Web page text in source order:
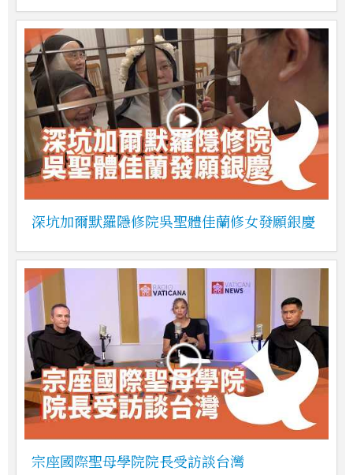
深坑加爾默羅隱修院吳聖體佳蘭修女發願銀慶
宗座國際聖母學院院長受訪談台灣